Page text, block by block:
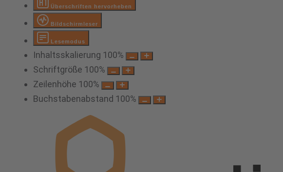
Überschriften hervorheben
Bildschirmleser
Lesemodus
Inhaltsskalierung 100%
Schriftgröße 100%
Zeilenhöhe 100%
Buchstabenabstand 100%